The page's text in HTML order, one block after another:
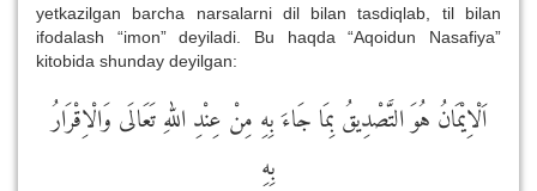
yetkazilgan barcha narsalarni dil bilan tasdiqlab, til bilan
ifodalash “imon” deyiladi. Bu haqda “Aqoidun Nasafiya”
kitobida shunday deyilgan:
اَلْاِيْمَانُ هُوَ التَّصْدِيقُ بِمَا جَاءَ بِهِ مِنْ عِنْدِ اللهِ تَعَالَى وَالْاِقْرَارُ
بِهِ